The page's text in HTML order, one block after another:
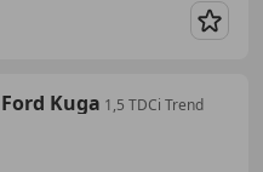
Ford Kuga 1,5 TDCi Trend